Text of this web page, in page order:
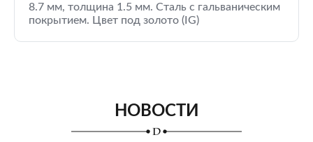
8.7 мм, толщина 1.5 мм. Сталь с гальваническим
покрытием. Цвет под золото (IG)
НОВОСТИ